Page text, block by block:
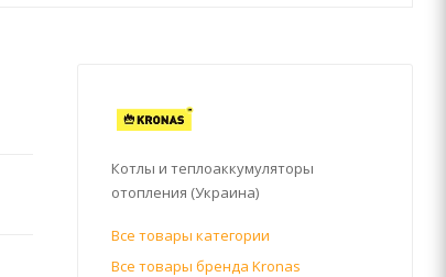
Котлы и теплоаккумуляторы
отопления (Украина)
Все товары категории
Все товары бренда Kronas